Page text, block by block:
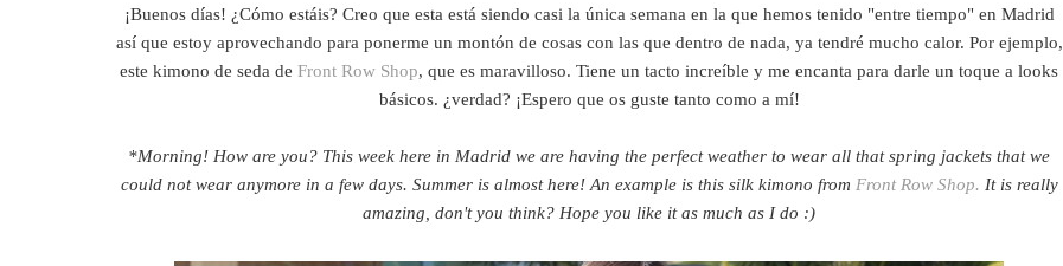
¡Buenos días! ¿Cómo estáis? Creo que esta está siendo casi la única semana en la que hemos tenido "entre tiempo" en Madrid
así que estoy aprovechando para ponerme un montón de cosas con las que dentro de nada, ya tendré mucho calor. Por ejemplo,
este kimono de seda de Front Row Shop, que es maravilloso. Tiene un tacto increíble y me encanta para darle un toque a looks
básicos. ¿verdad? ¡Espero que os guste tanto como a mí!
*Morning! How are you? This week here in Madrid we are having the perfect weather to wear all that spring jackets that we
could not wear anymore in a few days. Summer is almost here! An example is this silk kimono from Front Row Shop. It is really
amazing, don't you think? Hope you like it as much as I do :)